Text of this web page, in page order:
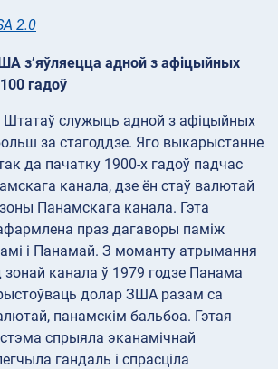
2.0
з’яўляецца адной з афіцыйных
гадоў
служыць адной з афіцыйных
за стагоддзе. Яго выкарыстанне
да пачатку 1900-х гадоў падчас
канала, дзе ён стаў валютай
Панамскага канала. Гэта
праз дагаворы паміж
і Панамай. З моманту атрымання
зонай канала ў 1979 годзе Панама
долар ЗША разам са
панамскім бальбоа. Гэтая
спрыяла эканамічнай
гандаль і спрасціла